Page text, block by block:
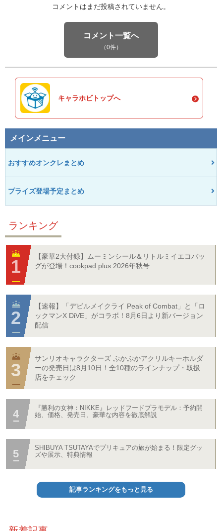
コメントはまだ投稿されていません。
コメント一覧へ
（0件）
キャラホビトップへ
メインメニュー
おすすめオンクレまとめ
プライズ登場予定まとめ
ランキング
【豪華2大付録】ムーミンシール＆リトルミイエコバッ
グが登場！cookpad plus 2026年秋号
【速報】「デビルメイクライ Peak of Combat」と「ロ
ックマンX DiVE」がコラボ！8月6日より新バージョン
配信
サンリオキャラクターズ ぷかぷかアクリルキーホルダ
ーの発売日は8月10日！全10種のラインナップ・取扱
店をチェック
『勝利の女神：NIKKE』レッドフードプラモデル：予約開
始、価格、発売日、豪華な内容を徹底解説
SHIBUYA TSUTAYAでプリキュアの旅が始まる！限定グッ
ズや展示、特典情報
記事ランキングをもっと見る